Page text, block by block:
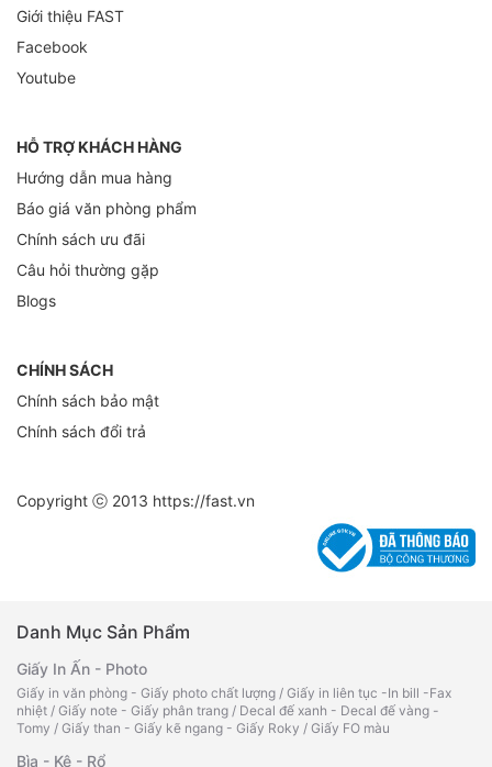
Giới thiệu FAST
Facebook
Youtube
HỖ TRỢ KHÁCH HÀNG
Hướng dẫn mua hàng
Báo giá văn phòng phẩm
Chính sách ưu đãi
Câu hỏi thường gặp
Blogs
CHÍNH SÁCH
Chính sách bảo mật
Chính sách đổi trả
Copyright ⓒ 2013 https://fast.vn
Danh Mục Sản Phẩm
Giấy In Ấn - Photo
Giấy in văn phòng - Giấy photo chất lượng / Giấy in liên tục -In bill -Fax
nhiệt / Giấy note - Giấy phân trang / Decal đế xanh - Decal đế vàng -
Tomy / Giấy than - Giấy kẽ ngang - Giấy Roky / Giấy FO màu
Bìa - Kệ - Rổ